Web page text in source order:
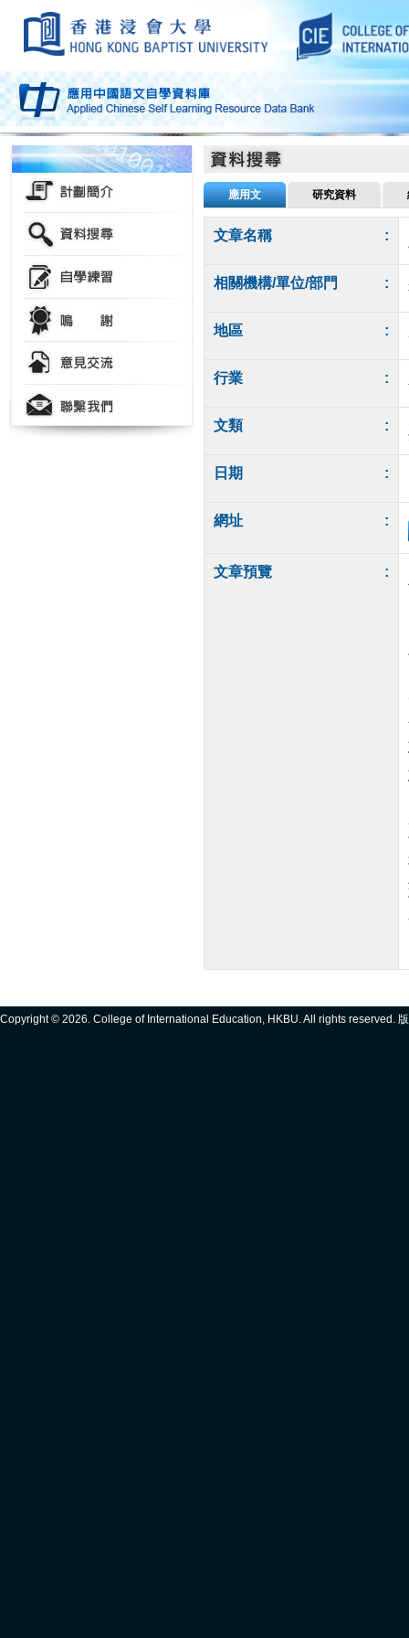
應用文 研究資料
文章名稱 :
相關機構/單位/部門 :
地區 :
行業 :
文類 :
日期 :
網址 :
文章預覽 :
Copyright © 2026. College of International Education, HKBU. All rights reserved.